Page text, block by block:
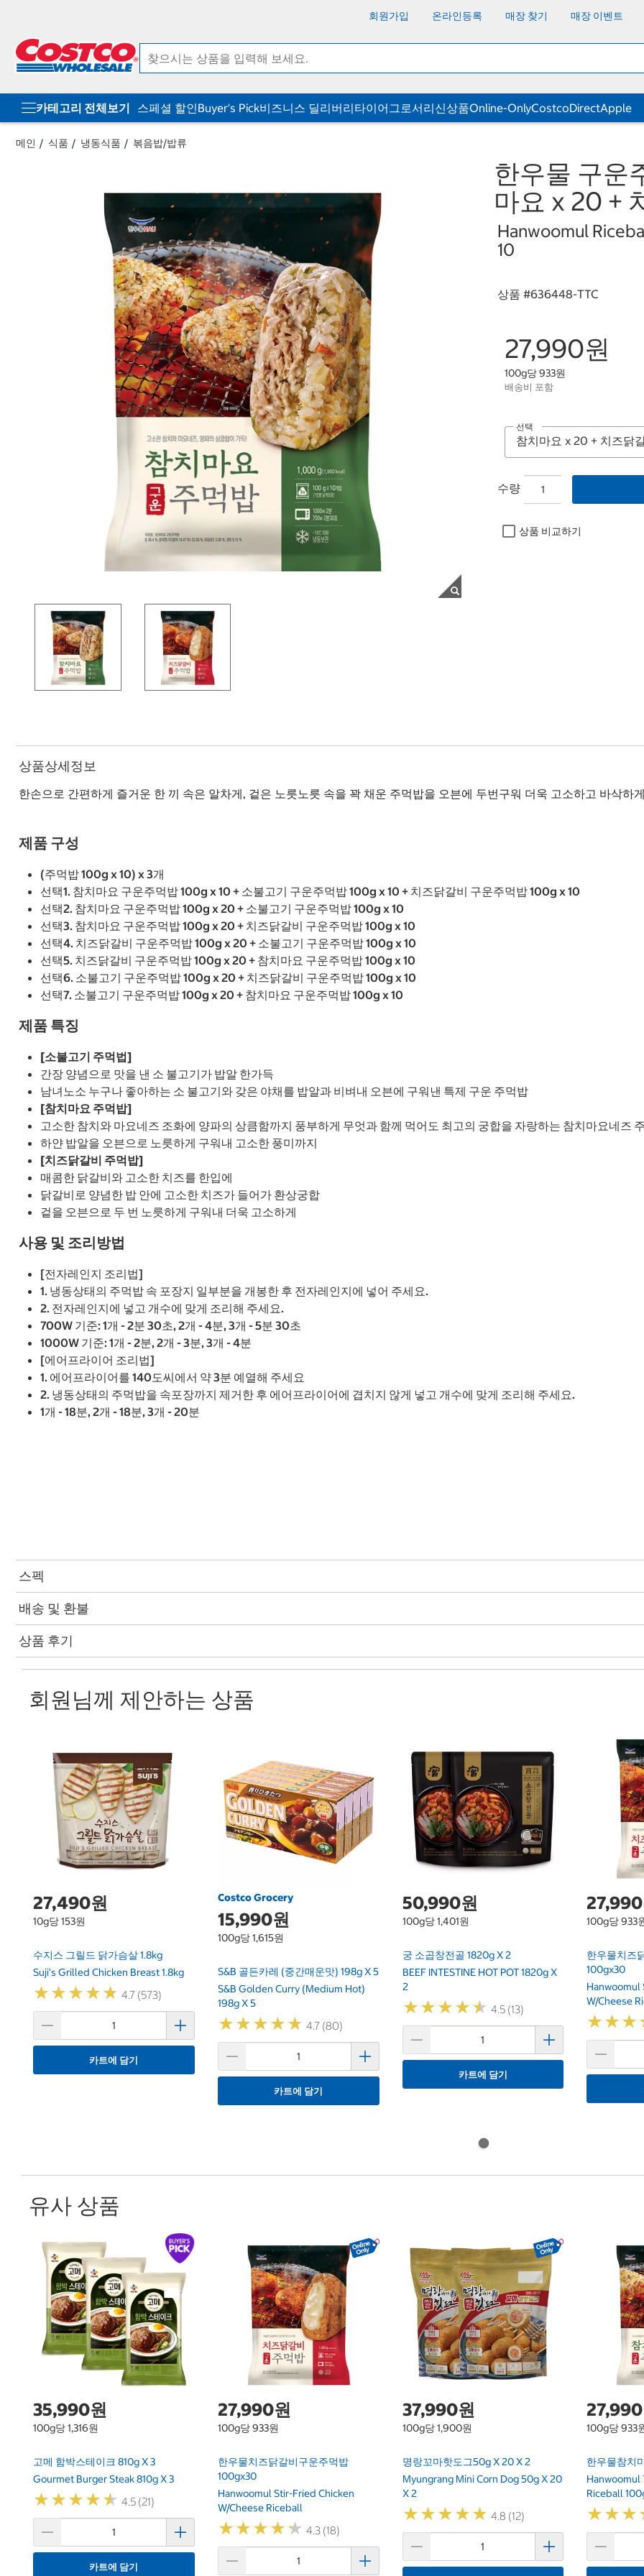
회원가입 온라인등록 매장 찾기 매장 이벤트
카테고리 전체보기 스페셜 할인Buyer's Pick비즈니스 딜리버리타이어그로서리신상품Online-OnlyCostcoDirectApple
메인 식품 냉동식품 볶음밥/밥류
한우물 구운
마요 x 20 +
Hanwoomul
10
상품 #636448-TTC
27,990원
100g당 933원
배송비 포함
선택
수량
상품 비교하기
상품상세정보
한손으로 간편하게 즐거운 한 끼 속은 알차게, 겉은 노릇노릇 속을 꽉 채운 주먹밥을 오븐에 두번구워 더욱 고소하고 바삭하
제품 구성
(주먹밥 100g x 10) x 3개
선택1. 참치마요 구운주먹밥 100g x 10 + 소불고기 구운주먹밥 100g x 10 + 치즈닭갈비 구운주먹밥 100g x 10
선택2. 참치마요 구운주먹밥 100g x 20 + 소불고기 구운주먹밥 100g x 10
선택3. 참치마요 구운주먹밥 100g x 20 + 치즈닭갈비 구운주먹밥 100g x 10
선택4. 치즈닭갈비 구운주먹밥 100g x 20 + 소불고기 구운주먹밥 100g x 10
선택5. 치즈닭갈비 구운주먹밥 100g x 20 + 참치마요 구운주먹밥 100g x 10
선택6. 소불고기 구운주먹밥 100g x 20 + 치즈닭갈비 구운주먹밥 100g x 10
선택7. 소불고기 구운주먹밥 100g x 20 + 참치마요 구운주먹밥 100g x 10
제품 특징
[소불고기 주먹법]
간장 양념으로 맛을 낸 소 불고기가 밥알 한가득
남녀노소 누구나 좋아하는 소 불고기와 갖은 야채를 밥알과 비벼내 오븐에 구워낸 특제 구운 주먹밥
[참치마요 주먹밥]
고소한 참치와 마요네즈 조화에 양파의 상큼함까지 풍부하게 무엇과 함께 먹어도 최고의 궁합을 자랑하는 참치마요네즈
하얀 밥알을 오븐으로 노릇하게 구워내 고소한 풍미까지
[치즈닭갈비 주먹밥]
매콤한 닭갈비와 고소한 치즈를 한입에
닭갈비로 양념한 밥 안에 고소한 치즈가 들어가 환상궁합
겉을 오븐으로 두 번 노릇하게 구워내 더욱 고소하게
사용 및 조리방법
[전자레인지 조리법]
1. 냉동상태의 주먹밥 속 포장지 일부분을 개봉한 후 전자레인지에 넣어 주세요.
2. 전자레인지에 넣고 개수에 맞게 조리해 주세요.
700W 기준: 1개 - 2분 30초, 2개 - 4분, 3개 - 5분 30초
1000W 기준: 1개 - 2분, 2개 - 3분, 3개 - 4분
[에어프라이어 조리법]
1. 에어프라이어를 140도씨에서 약 3분 예열해 주세요
2. 냉동상태의 주먹밥을 속포장까지 제거한 후 에어프라이어에 겹치지 않게 넣고 개수에 맞게 조리해 주세요.
1개 - 18분, 2개 - 18분, 3개 - 20분
스펙
배송 및 환불
상품 후기
회원님께 제안하는 상품
27,490원
10g당 153원
수지스 그릴드 닭가슴살 1.8kg
Suji's Grilled Chicken Breast 1.8kg
★★★★★
★★★★★ 4.7 (573)
카트에 담기
Costco Grocery
15,990원
100g당 1,615원
S&B 골든카레 (중간매운맛) 198g X 5
S&B Golden Curry (Medium Hot)
198g X 5
★★★★★
★★★★★ 4.7 (80)
카트에 담기
50,990원
100g당 1,401원
궁 소곱창전골 1820g X 2
BEEF INTESTINE HOT POT 1820g X
2
★★★★★
★★★★★ 4.5 (13)
카트에 담기
100g당 933
한우물치즈
100gx30
Hanwoomul
W/Cheese
★★★
★★★
유사 상품
35,990원
100g당 1,316원
고메 함박스테이크 810g X 3
Gourmet Burger Steak 810g X 3
★★★★★
★★★★★ 4.5 (21)
카트에 담기
27,990원
100g당 933원
한우물치즈닭갈비구운주먹밥
100gx30
Hanwoomul Stir-Fried Chicken
W/Cheese Riceball
★★★★★
★★★★★ 4.3 (18)
37,990원
100g당 1,900원
명랑꼬마핫도그50g X 20 X 2
Myungrang Mini Corn Dog 50g X 20
X 2
★★★★★
★★★★★ 4.8 (12)
100g당 933
한우물참치
Hanwoomul
Riceball
★★★
★★★